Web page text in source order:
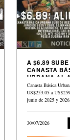
A $6.89 SUBE
CANASTA
URBANA AL
PETRÓLEO
CAE $43
ABRIL
Canasta Básica
US$253.05 a
junio de 2025 y
30/07/2026